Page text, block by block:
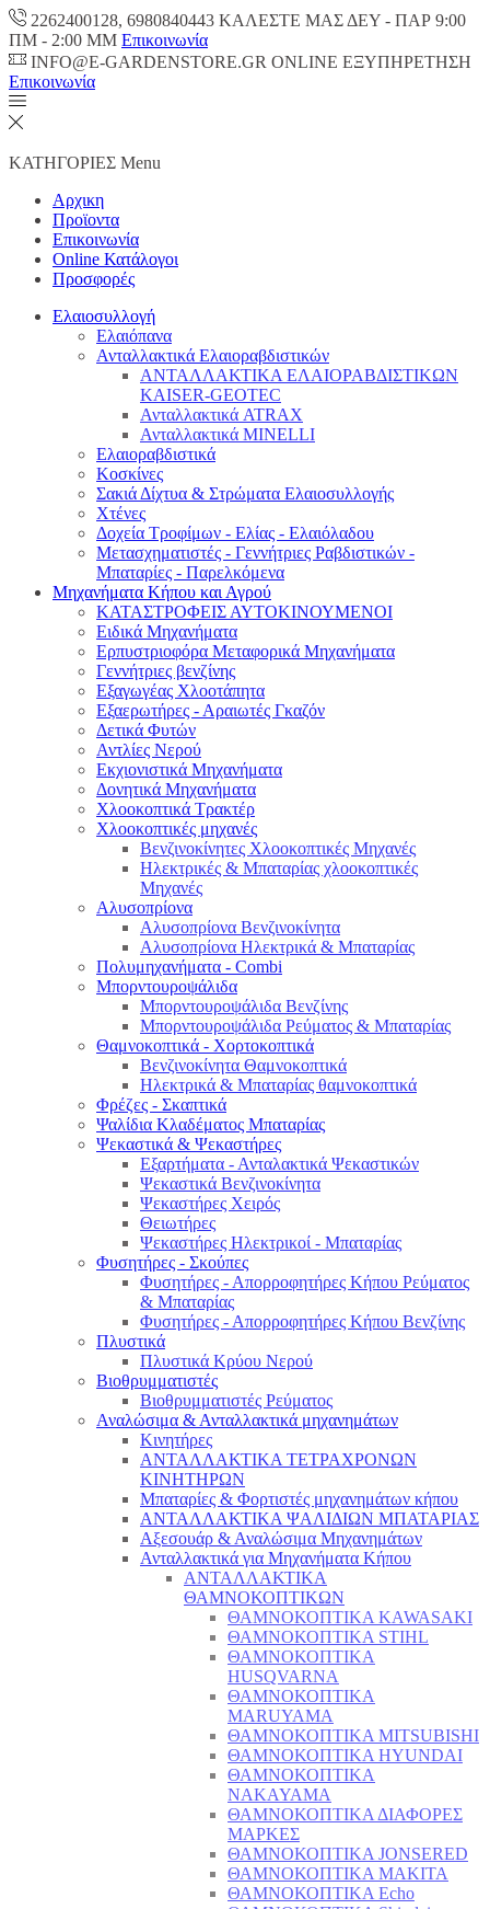
2262400128, 6980840443 ΚΑΛΕΣΤΕ ΜΑΣ ΔΕΥ - ΠΑΡ 9:00
ΠM - 2:00 ΜΜ Επικοινωνία
INFO@E-GARDENSTORE.GR ONLINE ΕΞΥΠΗΡΕΤΗΣH
Επικοινωνία
ΚΑΤΗΓΟΡΙΕΣ Menu
Αρχικη
Προϊοντα
Επικοινωνία
Online Κατάλογοι
Προσφορές
Ελαιοσυλλογή
Ελαιόπανα
Ανταλλακτικά Ελαιοραβδιστικών
ΑΝΤΑΛΛΑΚΤΙΚΑ ΕΛΑΙΟΡΑΒΔΙΣΤΙΚΩΝ
KAISER-GEOTEC
Ανταλλακτικά ATRAX
Ανταλλακτικά MINELLI
Ελαιοραβδιστικά
Κοσκίνες
Σακιά Δίχτυα & Στρώματα Ελαιοσυλλογής
Χτένες
Δοχεία Τροφίμων - Ελίας - Ελαιόλαδου
Μετασχηματιστές - Γεννήτριες Ραβδιστικών -
Μπαταρίες - Παρελκόμενα
Μηχανήματα Κήπου και Αγρού
ΚΑΤΑΣΤΡΟΦΕΙΣ ΑΥΤΟΚΙΝΟΥΜΕΝΟΙ
Ειδικά Μηχανήματα
Eρπυστριοφόρα Μεταφορικά Μηχανήματα
Γεννήτριες βενζίνης
Εξαγωγέας Χλοοτάπητα
Εξαερωτήρες - Αραιωτές Γκαζόν
Δετικά Φυτών
Αντλίες Νερού
Εκχιονιστικά Μηχανήματα
Δονητικά Μηχανήματα
Χλοοκοπτικά Τρακτέρ
Χλοοκοπτικές μηχανές
Βενζινοκίνητες Χλοοκοπτικές Μηχανές
Ηλεκτρικές & Μπαταρίας χλοοκοπτικές
Μηχανές
Αλυσοπρίονα
Αλυσοπρίονα Βενζινοκίνητα
Αλυσοπρίονα Ηλεκτρικά & Μπαταρίας
Πολυμηχανήματα - Combi
Μπορντουροψάλιδα
Μπορντουροψάλιδα Βενζίνης
Μπορντουροψάλιδα Ρεύματος & Μπαταρίας
Θαμνοκοπτικά - Χορτοκοπτικά
Βενζινοκίνητα Θαμνοκοπτικά
Ηλεκτρικά & Μπαταρίας θαμνοκοπτικά
Φρέζες - Σκαπτικά
Ψαλίδια Κλαδέματος Μπαταρίας
Ψεκαστικά & Ψεκαστήρες
Εξαρτήματα - Ανταλακτικά Ψεκαστικών
Ψεκαστικά Βενζινοκίνητα
Ψεκαστήρες Χειρός
Θειωτήρες
Ψεκαστήρες Ηλεκτρικοί - Μπαταρίας
Φυσητήρες - Σκούπες
Φυσητήρες - Απορροφητήρες Κήπου Ρεύματος
& Μπαταρίας
Φυσητήρες - Απορροφητήρες Κήπου Βενζίνης
Πλυστικά
Πλυστικά Κρύου Νερού
Βιοθρυμματιστές
Βιοθρυμματιστές Ρεύματος
Αναλώσιμα & Ανταλλακτικά μηχανημάτων
Κινητήρες
ΑΝΤΑΛΛΑΚΤΙΚΑ ΤΕΤΡΑΧΡΟΝΩΝ
ΚΙΝΗΤΗΡΩΝ
Μπαταρίες & Φορτιστές μηχανημάτων κήπου
ΑΝΤΑΛΛΑΚΤΙΚΑ ΨΑΛΙΔΙΩΝ ΜΠΑΤΑΡΙAΣ
Αξεσουάρ & Αναλώσιμα Μηχανημάτων
Ανταλλακτικά για Μηχανήματα Κήπου
ΑΝΤΑΛΛΑΚΤΙΚΑ
ΘΑΜΝΟΚΟΠΤΙΚΩΝ
ΘΑΜΝΟΚΟΠΤΙΚΑ KAWASAKI
ΘΑΜΝΟΚΟΠΤΙΚΑ STIHL
ΘΑΜΝΟΚΟΠΤΙΚΑ
HUSQVARNA
ΘΑΜΝΟΚΟΠΤΙΚΑ
MARUYAMA
ΘΑΜΝΟΚΟΠΤΙΚΑ MITSUBISHI
ΘΑΜΝΟΚΟΠΤΙΚΑ HYUNDAI
ΘΑΜΝΟΚΟΠΤΙΚΑ
NAKAYAMA
ΘΑΜΝΟΚΟΠΤΙΚΑ ΔΙΑΦΟΡΕΣ
ΜΑΡΚΕΣ
ΘΑΜΝΟΚΟΠΤΙΚΑ JONSERED
ΘΑΜΝΟΚΟΠΤΙΚΑ MAKITA
ΘΑΜΝΟΚΟΠΤΙΚΑ Echo